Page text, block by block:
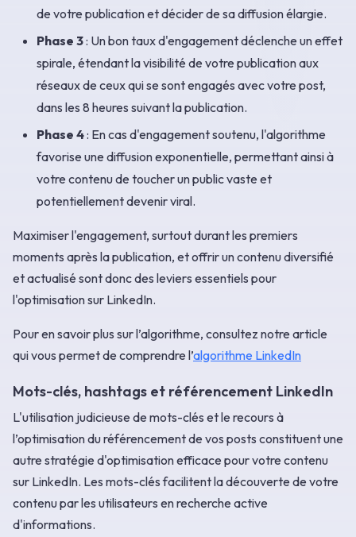
de votre publication et décider de sa diffusion élargie.
Phase 3: Un bon taux d'engagement déclenche un effet
spirale, étendant la visibilité de votre publication aux
réseaux de ceux qui se sont engagés avec votre post,
dans les 8 heures suivant la publication.
Phase 4: En cas d'engagement soutenu, l'algorithme
favorise une diffusion exponentielle, permettant ainsi à
votre contenu de toucher un public vaste et
potentiellement devenir viral.
Maximiser l'engagement, surtout durant les premiers
moments après la publication, et offrir un contenu diversifié
et actualisé sont donc des leviers essentiels pour
l'optimisation sur LinkedIn.
Pour en savoir plus sur l’algorithme, consultez notre article
qui vous permet de comprendre l’algorithme LinkedIn
Mots-clés, hashtags et référencement LinkedIn
L'utilisation judicieuse de mots-clés et le recours à
l’optimisation du référencement de vos posts constituent une
autre stratégie d'optimisation efficace pour votre contenu
sur LinkedIn. Les mots-clés facilitent la découverte de votre
contenu par les utilisateurs en recherche active
d'informations.